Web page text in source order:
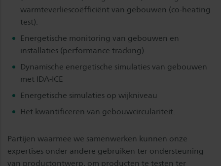
warmteverliescoëfficiënt van gebouwen (co-heating
test).
Energetische monitoring van gebouwen en
installaties (performance tracking)
Dynamische energetische simulaties van gebouwen
met IDA-ICE
Energetische simulaties op wijkniveau
Het kwantificeren van gebouwcirculariteit.
Partijen waarmee we samenwerken kunnen onze
expertises onder andere gebruiken ter ondersteuning
van productontwerp, om producten te testen ter